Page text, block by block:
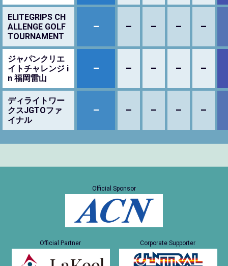
ELITEGRIPS CH
ALLENGE GOLF
TOURNAMENT
– – – – –
ジャパンクリエ
イトチャレンジ i
n 福岡雷山
– – – – –
ディライトワー
クスJGTOファ
イナル
– – – – –
Official Sponsor
Official Partner Corporate Supporter